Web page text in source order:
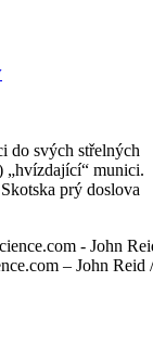
do svých střelných
„hvízdající“ munici.
prý doslova
– John Reid